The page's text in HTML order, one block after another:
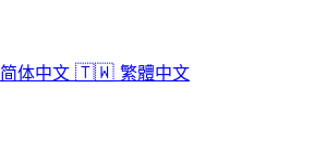
简体中文 🇹🇼 繁體中文